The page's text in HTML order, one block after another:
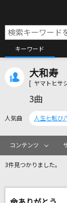
キーワード
リア
大和寿
[ ヤマトヒサ
3曲
人気曲 人生七転び
コンテンツ
3件見つかりました。